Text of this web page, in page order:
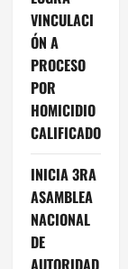
VINCULACI
ÓN A
PROCESO
POR
HOMICIDIO
CALIFICADO
INICIA 3RA
ASAMBLEA
NACIONAL
DE
AUTORIDAD